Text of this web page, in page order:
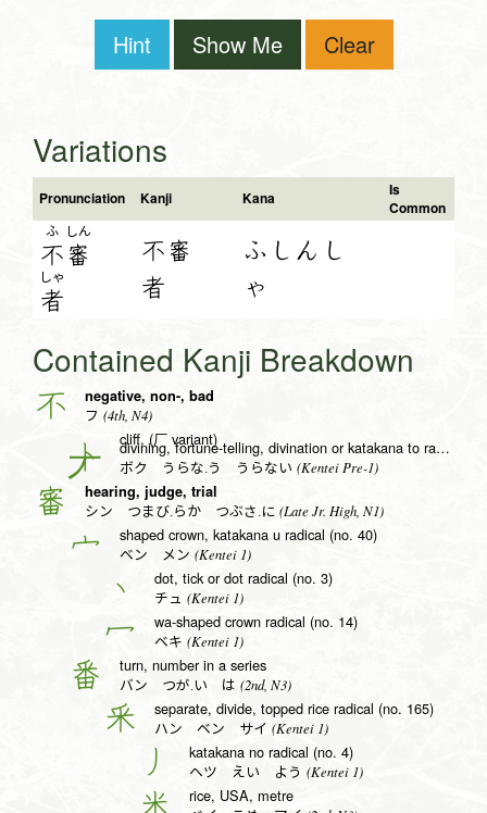
Hint Show Me Clear
Variations
Pronunciation Kanji Kana
Is
Common
ふ
不
しん
審
しゃ
者
不審
者
ふしんし
ゃ
Contained Kanji Breakdown
不 negative, non-, bad
フ (4th, N4)
cliff, (厂 variant)
卜 divining, fortune-telling, divination or katakana to radical (no. 25)
ボク うらな.う うらない (Kentei Pre-1)
審 hearing, judge, trial
シン つまび.らか つぶさ.に (Late Jr. High, N1)
宀 shaped crown, katakana u radical (no. 40)
ベン メン (Kentei 1)
丶 dot, tick or dot radical (no. 3)
チュ (Kentei 1)
冖 wa-shaped crown radical (no. 14)
ベキ (Kentei 1)
番 turn, number in a series
バン つが.い は (2nd, N3)
釆 separate, divide, topped rice radical (no. 165)
ハン ベン サイ (Kentei 1)
丿 katakana no radical (no. 4)
ヘツ えい よう (Kentei 1)
米 rice, USA, metre